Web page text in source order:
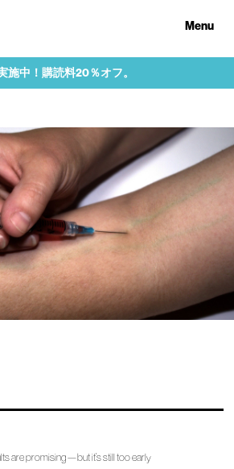
Menu
施中！購読料20％オフ。
are promising—but it’s still too early